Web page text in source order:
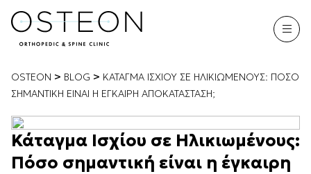
OSTEON > BLOG > ΚΆΤΑΓΜΑ ΙΣΧΊΟΥ ΣΕ ΗΛΙΚΙΩΜΈΝΟΥΣ: ΠΌΣΟ
ΣΗΜΑΝΤΙΚΉ ΕΊΝΑΙ Η ΈΓΚΑΙΡΗ ΑΠΟΚΑΤΆΣΤΑΣΗ;
Κάταγμα Ισχίου σε Ηλικιωμένους:
Πόσο σημαντική είναι η έγκαιρη